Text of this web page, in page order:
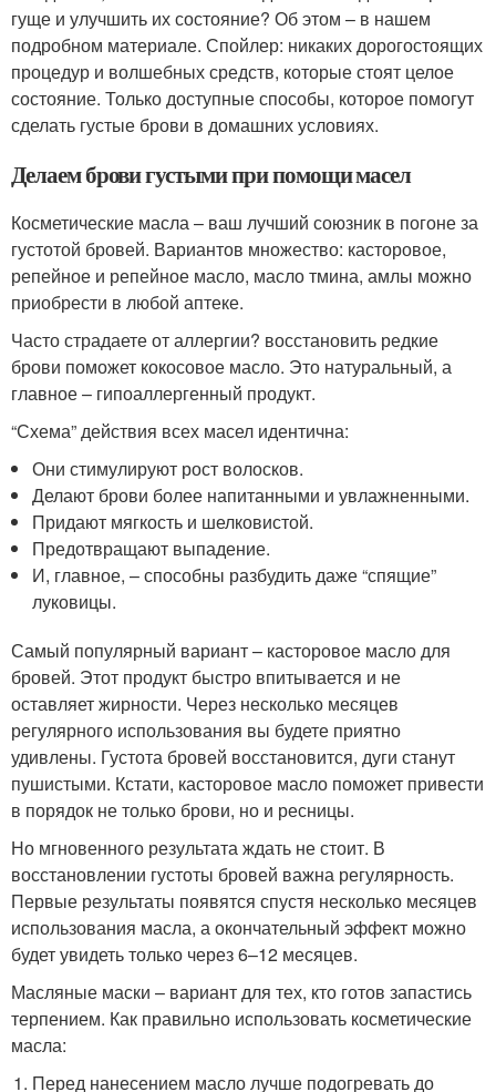
гуще и улучшить их состояние? Об этом – в нашем
подробном материале. Спойлер: никаких дорогостоящих
процедур и волшебных средств, которые стоят целое
состояние. Только доступные способы, которое помогут
сделать густые брови в домашних условиях.
Делаем брови густыми при помощи масел
Косметические масла – ваш лучший союзник в погоне за
густотой бровей. Вариантов множество: касторовое,
репейное и репейное масло, масло тмина, амлы можно
приобрести в любой аптеке.
Часто страдаете от аллергии? восстановить редкие
брови поможет кокосовое масло. Это натуральный, а
главное – гипоаллергенный продукт.
“Схема” действия всех масел идентична:
Они стимулируют рост волосков.
Делают брови более напитанными и увлажненными.
Придают мягкость и шелковистой.
Предотвращают выпадение.
И, главное, – способны разбудить даже “спящие”
луковицы.
Самый популярный вариант – касторовое масло для
бровей. Этот продукт быстро впитывается и не
оставляет жирности. Через несколько месяцев
регулярного использования вы будете приятно
удивлены. Густота бровей восстановится, дуги станут
пушистыми. Кстати, касторовое масло поможет привести
в порядок не только брови, но и ресницы.
Но мгновенного результата ждать не стоит. В
восстановлении густоты бровей важна регулярность.
Первые результаты появятся спустя несколько месяцев
использования масла, а окончательный эффект можно
будет увидеть только через 6–12 месяцев.
Масляные маски – вариант для тех, кто готов запастись
терпением. Как правильно использовать косметические
масла:
Перед нанесением масло лучше подогревать до